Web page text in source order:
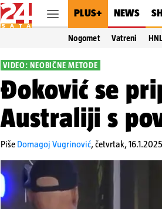
PLUS+ NEWS
Nogomet Vatreni HNL
VIDEO: NEOBIČNE METODE
Đoković se
Australiji s
Piše Domagoj Vugrinović,četvrtak,